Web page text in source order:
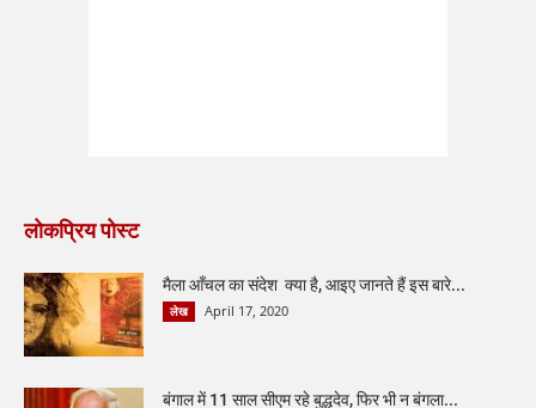
लोकप्रिय पोस्ट
मैला आँचल का संदेश क्या है, आइए जानते हैं इस बारे...
लेख April 17, 2020
बंगाल में 11 साल सीएम रहे बुद्धदेव, फिर भी न बंगला...